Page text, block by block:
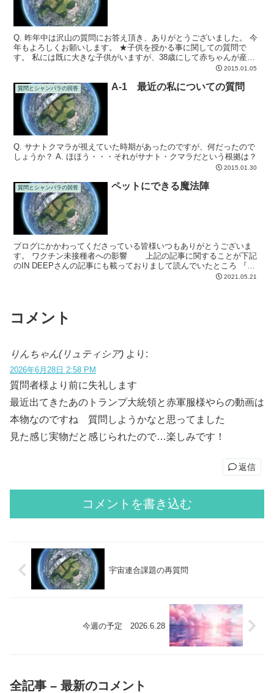
Q. 昨年中は沢山の質問にお答え頂き、ありがとうございました。 今
年もよろしくお願いします。 ★子供を授かる事に関しての質問で
す。 私には既に大きな子供がいますが、38歳にして赤ちゃんが産み
たくて仕方ないお友達がいまして、ヒーラーさんから赤... 2015.01.05
質問とシャンバラの回答 A-1 最近の私についての質問
Q. サナトクマラが視えていた時期があったのですが、何だったので
しょうか？ A. ほほう・・・それがサナト・クマラだという根拠は？
2015.01.30
質問とシャンバラの回答 ペットにできる魔法陣
ブログにかかわってくださっている皆様いつもありがとうございま
す。 ワクチン未接種者への影響 上記の記事に関することが下記
のIN DEEPさんの記事にも載っておりまして読んでいたところ 『コ
2021.05.21
コメント
りんちゃん(リュティシア) より:
2026年6月28日 2:58 PM
質問者様より前に失礼します
最近出てきたあのトランプ大統領と赤軍服様やらの動画は
本物なのですね 質問しようかなと思ってました
見た感じ実物だと感じられたので…楽しみです！
返信
コメントを書き込む
宇宙連合課題の再質問
今週の予定 2026.6.28
全記事 – 最新のコメント